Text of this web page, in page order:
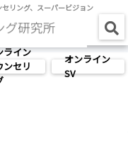
リング、スーパービジョン
ライン
ンセリ
オンライン
SV